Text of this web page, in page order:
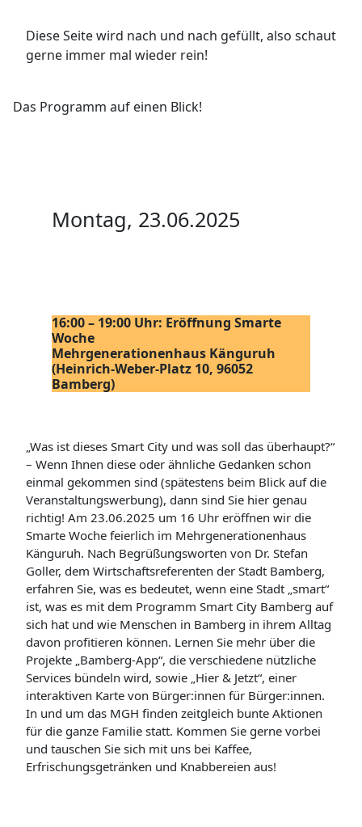
Diese Seite wird nach und nach gefüllt, also schaut
gerne immer mal wieder rein!
Das Programm auf einen Blick!
Montag, 23.06.2025
16:00 – 19:00 Uhr: Eröffnung Smarte
Woche
Mehrgenerationenhaus Känguruh
(Heinrich-Weber-Platz 10, 96052
Bamberg)
„Was ist dieses Smart City und was soll das überhaupt?“
– Wenn Ihnen diese oder ähnliche Gedanken schon
einmal gekommen sind (spätestens beim Blick auf die
Veranstaltungswerbung), dann sind Sie hier genau
richtig! Am 23.06.2025 um 16 Uhr eröffnen wir die
Smarte Woche feierlich im Mehrgenerationenhaus
Känguruh. Nach Begrüßungsworten von Dr. Stefan
Goller, dem Wirtschaftsreferenten der Stadt Bamberg,
erfahren Sie, was es bedeutet, wenn eine Stadt „smart“
ist, was es mit dem Programm Smart City Bamberg auf
sich hat und wie Menschen in Bamberg in ihrem Alltag
davon profitieren können. Lernen Sie mehr über die
Projekte „Bamberg-App“, die verschiedene nützliche
Services bündeln wird, sowie „Hier & Jetzt“, einer
interaktiven Karte von Bürger:innen für Bürger:innen.
In und um das MGH finden zeitgleich bunte Aktionen
für die ganze Familie statt. Kommen Sie gerne vorbei
und tauschen Sie sich mit uns bei Kaffee,
Erfrischungsgetränken und Knabbereien aus!